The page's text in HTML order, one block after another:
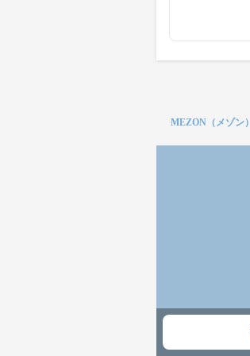
MEZON（メゾン）